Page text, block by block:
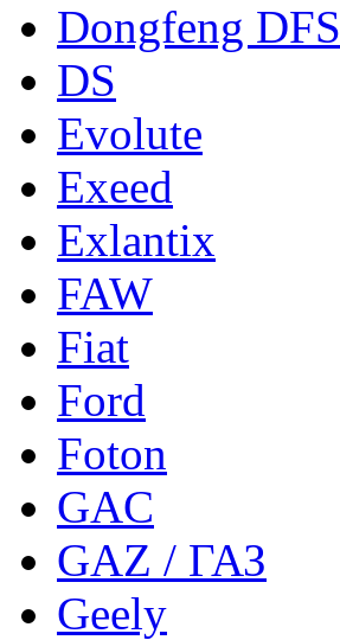
Dongfeng
DS
Evolute
Exeed
Exlantix
FAW
Fiat
Ford
Foton
GAC
GAZ / ГАЗ
Geely